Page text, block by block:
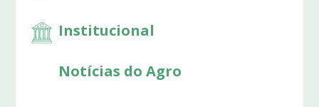
Institucional
Notícias do Agro